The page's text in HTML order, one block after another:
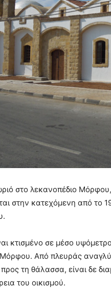
στο λεκανοπέδιο
στην κατεχόμενη από το
κτισμένο σε μέσο
Από πλευράς
τη θάλασσα, είναι δε
του οικισμού.